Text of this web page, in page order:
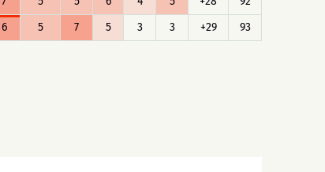
6 5 7 5 3 3 +29 93